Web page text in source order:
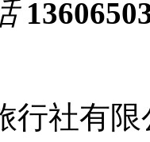
行社有